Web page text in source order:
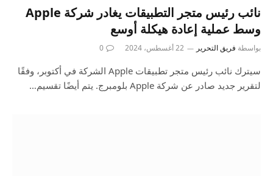
نائب رئيس متجر التطبيقات يغادر شركة Apple
وسط عملية إعادة هيكلة أوسع
بواسطة فريق التحرير 22 أغسطس، 2024 0
سيترك نائب رئيس متجر تطبيقات Apple الشركة في أكتوبر، وفقًا
لتقرير جديد صادر عن شركة Apple بلومبرج. يتم أيضًا تقسيم…